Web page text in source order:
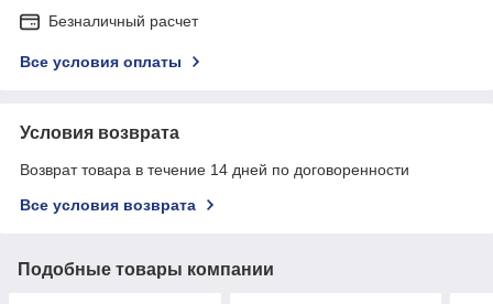
Безналичный расчет
Все условия оплаты
Условия возврата
Возврат товара в течение 14 дней по договоренности
Все условия возврата
Подобные товары компании